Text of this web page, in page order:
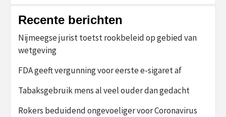
Recente berichten
Nijmeegse jurist toetst rookbeleid op gebied van
wetgeving
FDA geeft vergunning voor eerste e-sigaret af
Tabaksgebruik mens al veel ouder dan gedacht
Rokers beduidend ongevoeliger voor Coronavirus